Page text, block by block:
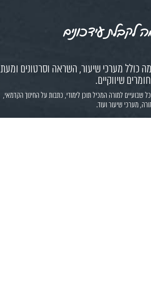
לקבלת עידכונים
כולל מערכי שיעור, השראה וסרטונים ומעת
שיווקיים.
שבועיים למורה המכיל תוכן לימודי, כתבות על החינוך הקדמאי,
מערכי שיעור ועוד.